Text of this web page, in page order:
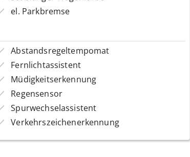
el. Parkbremse
Abstandsregeltempomat
Fernlichtassistent
Müdigkeitserkennung
Regensensor
Spurwechselassistent
Verkehrszeichenerkennung